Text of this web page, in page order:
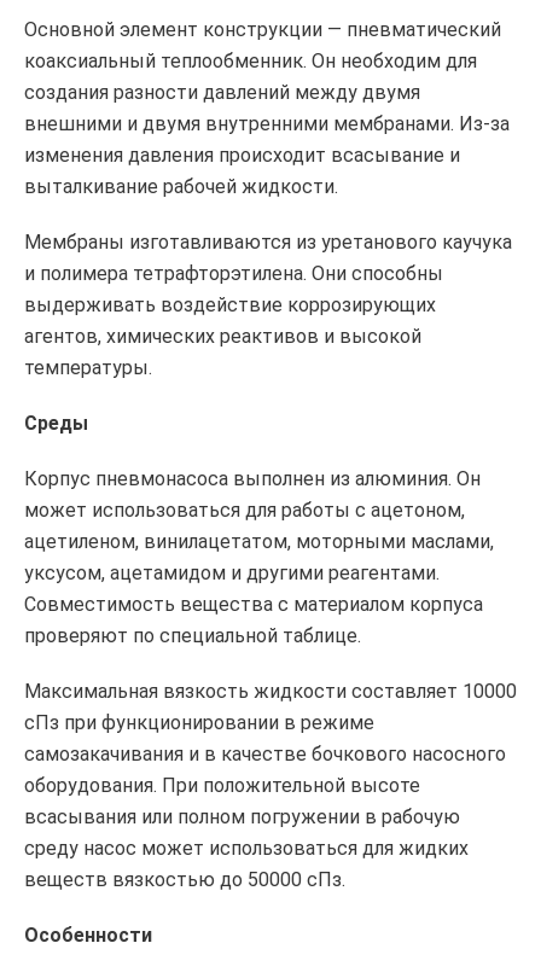
Основной элемент конструкции — пневматический
коаксиальный теплообменник. Он необходим для
создания разности давлений между двумя
внешними и двумя внутренними мембранами. Из-за
изменения давления происходит всасывание и
выталкивание рабочей жидкости.
Мембраны изготавливаются из уретанового каучука
и полимера тетрафторэтилена. Они способны
выдерживать воздействие коррозирующих
агентов, химических реактивов и высокой
температуры.
Среды
Корпус пневмонасоса выполнен из алюминия. Он
может использоваться для работы с ацетоном,
ацетиленом, винилацетатом, моторными маслами,
уксусом, ацетамидом и другими реагентами.
Совместимость вещества с материалом корпуса
проверяют по специальной таблице.
Максимальная вязкость жидкости составляет 10000
сПз при функционировании в режиме
самозакачивания и в качестве бочкового насосного
оборудования. При положительной высоте
всасывания или полном погружении в рабочую
среду насос может использоваться для жидких
веществ вязкостью до 50000 сПз.
Особенности